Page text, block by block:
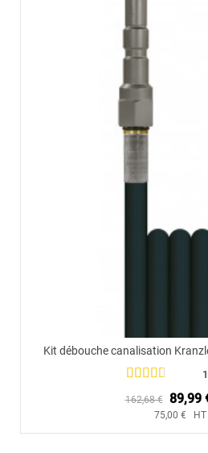
Kit débouche canalisation
162,68 € 89,99
75,00 € HT